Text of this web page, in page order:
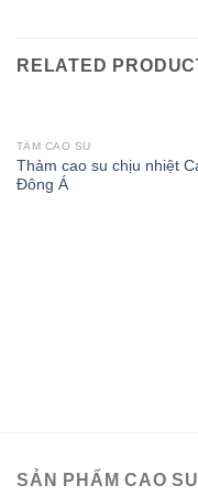
RELATED
TẤM CAO SU
Thảm cao su chịu nhiệt
Đông Á
SẢN PHẨM CAO SU